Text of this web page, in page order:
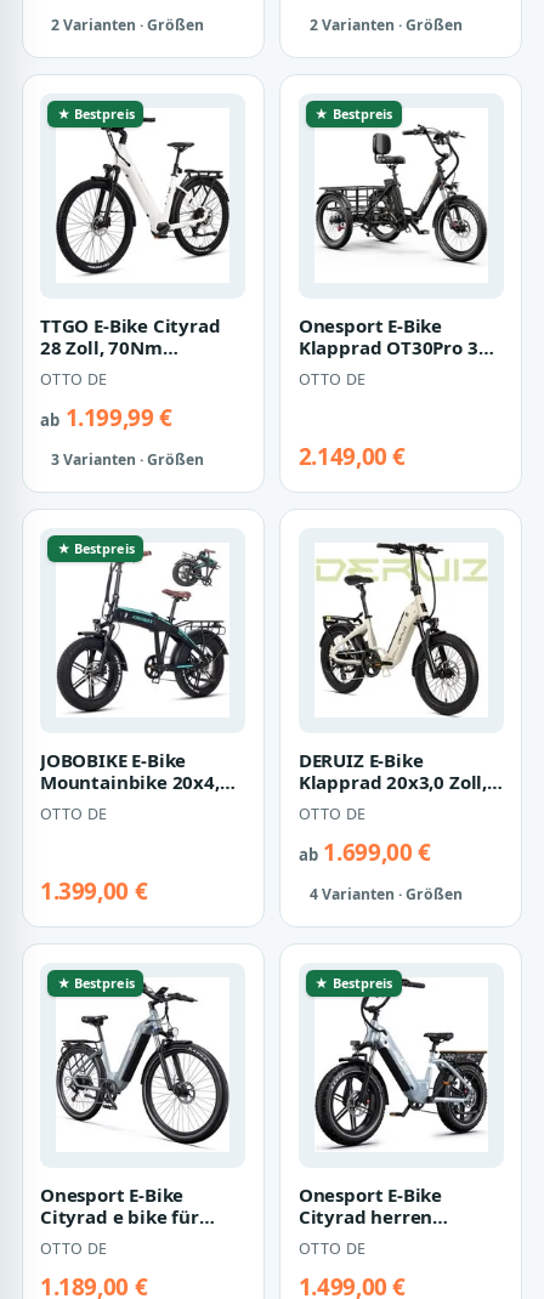
2 Varianten · Größen 2 Varianten · Größen
★ Bestpreis
TTGO E-Bike Cityrad
28 Zoll, 70Nm
Hinterradmotor, bis zu
120km, Feders…
OTTO DE
ab1.199,99 €
3 Varianten · Größen
★ Bestpreis
Onesport E-Bike
Klapprad OT30Pro 3
rad Klappbar
Faltbares Damen u.
OTTO DE
2.149,00 €
★ Bestpreis
JOBOBIKE E-Bike
Mountainbike 20x4,0
Zoll, 120km, mit
Blinkern und Brem…
OTTO DE
1.399,00 €
DERUIZ E-Bike
Klapprad 20x3,0 Zoll,
max. 140km,
Federsattelstütze,
mit…
OTTO DE
ab1.699,00 €
4 Varianten · Größen
★ Bestpreis
Onesport E-Bike
Cityrad e bike für
herren 28 zoll 18.2AH
36V 655WH dam…
OTTO DE
1.189,00 €
★ Bestpreis
Onesport E-Bike
Cityrad herren
Elektrofahrrad 20× 4.0
Zoll 18AH 48V 86…
OTTO DE
1.499,00 €